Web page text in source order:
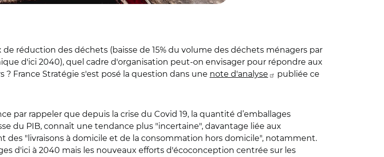
réduction des déchets (baisse de 15% du volume des déchets ménagers par
d'ici 2040), quel cadre d'organisation peut-on envisager pour répondre aux
France Stratégie s'est posé la question dans une note d'analyse
publiée ce
par rappeler que depuis la crise du Covid 19, la quantité d’emballages
du PIB, connaît une tendance plus "incertaine", davantage liée aux
"livraisons à domicile et de la consommation hors domicile", notamment.
d'ici à 2040 mais les nouveaux efforts d'écoconception centrée sur les